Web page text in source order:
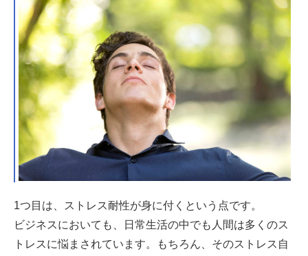
1つ目は、ストレス耐性が身に付くという点です。
ビジネスにおいても、日常生活の中でも人間は多くのス
トレスに悩まされています。もちろん、そのストレス自